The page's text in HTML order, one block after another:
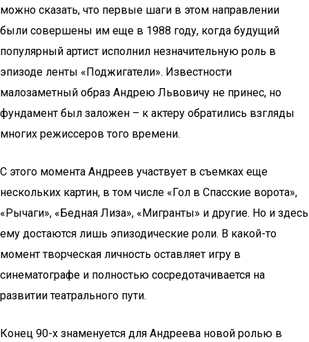
можно сказать, что первые шаги в этом направлении
были совершены им еще в 1988 году, когда будущий
популярный артист исполнил незначительную роль в
эпизоде ленты «Поджигатели». Известности
малозаметный образ Андрею Львовичу не принес, но
фундамент был заложен – к актеру обратились взгляды
многих режиссеров того времени.
С этого момента Андреев участвует в съемках еще
нескольких картин, в том числе «Гол в Спасские ворота»,
«Рычаги», «Бедная Лиза», «Мигранты» и другие. Но и здесь
ему достаются лишь эпизодические роли. В какой-то
момент творческая личность оставляет игру в
синематографе и полностью сосредотачивается на
развитии театрального пути.
Конец 90-х знаменуется для Андреева новой ролью в